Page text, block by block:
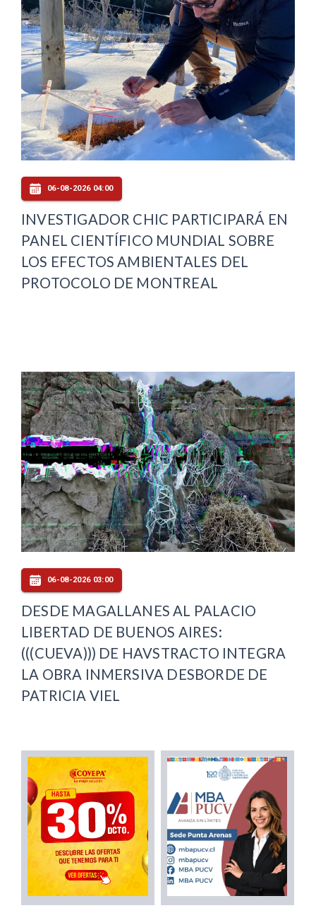
06-08-2026 04:00
INVESTIGADOR CHIC PARTICIPARÁ EN
PANEL CIENTÍFICO MUNDIAL SOBRE
LOS EFECTOS AMBIENTALES DEL
PROTOCOLO DE MONTREAL
06-08-2026 03:00
DESDE MAGALLANES AL PALACIO
LIBERTAD DE BUENOS AIRES:
(((CUEVA))) DE HAVSTRACTO INTEGRA
LA OBRA INMERSIVA DESBORDE DE
PATRICIA VIEL